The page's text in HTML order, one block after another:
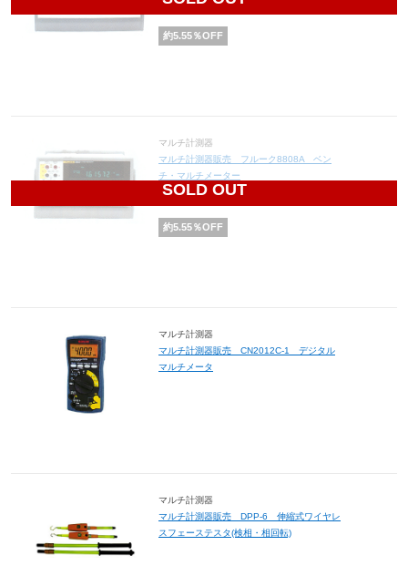
121,840
約5.55％OFF
SOLD OUT
マルチ計測器
マルチ計測器販売 フルーク8808A ベン
チ・マルチメーター
90,670
約5.55％OFF
マルチ計測器
マルチ計測器販売 CN2012C-1 デジタル
マルチメータ
マルチ計測器
マルチ計測器販売 DPP-6 伸縮式ワイヤレ
スフェーステスタ(検相・相回転)